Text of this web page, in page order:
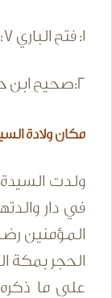
1: فتح الباري 97:7
2:صحيح ابن حبان 403:15 حديث رقم 6953...
مكان ولادة
ولدت السيدة
في دار
المؤمنين
الحجر بمكة
على ما